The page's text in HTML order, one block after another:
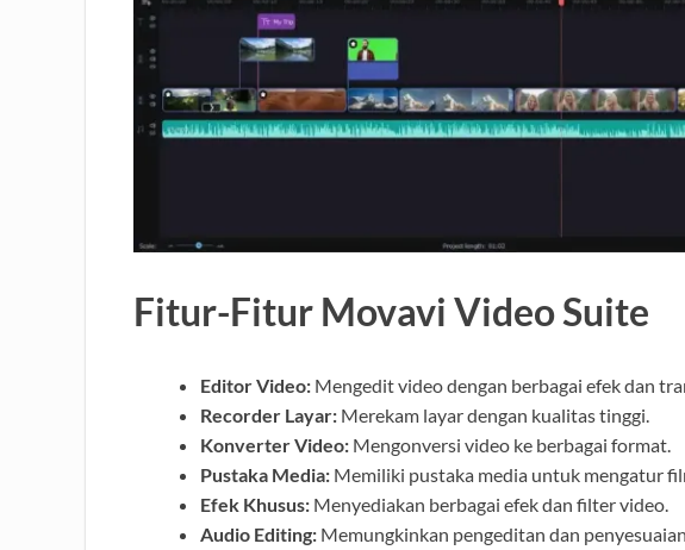
Fitur-Fitur Movavi Video Suite
Editor Video: Mengedit video dengan berbagai efek dan
Recorder Layar: Merekam layar dengan kualitas tinggi.
Konverter Video: Mengonversi video ke berbagai format.
Pustaka Media: Memiliki pustaka media untuk mengatur
Efek Khusus: Menyediakan berbagai efek dan filter video.
Audio Editing: Memungkinkan pengeditan dan